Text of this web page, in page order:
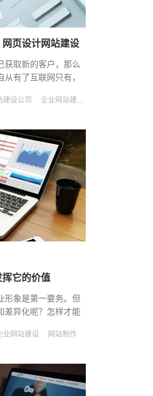
页设计网站建设
获取新的客户，那么
有了互联网只有，
在做网站并不是神秘
化非常的严重，网上
多加对比，从而也说
网站都毫无特色。要
的问
建设公司 企业网站建设
它的价值
形象是第一要务。但
差异化呢？怎样才能
得网站带来的影响
各种flash动画效果，
何做好一个企业网
你专业的答案。 第
业网站建设 网站制作